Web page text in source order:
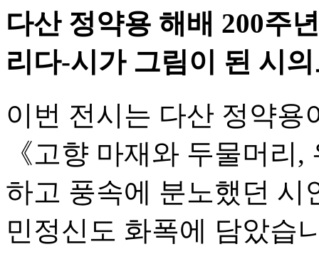
다산 정약용 해배 200주
리다-시가 그림이 된 시
이번 전시는 다산 정약
《고향 마재와 두물머리
하고 풍속에 분노했던 시
민정신도 화폭에 담았습